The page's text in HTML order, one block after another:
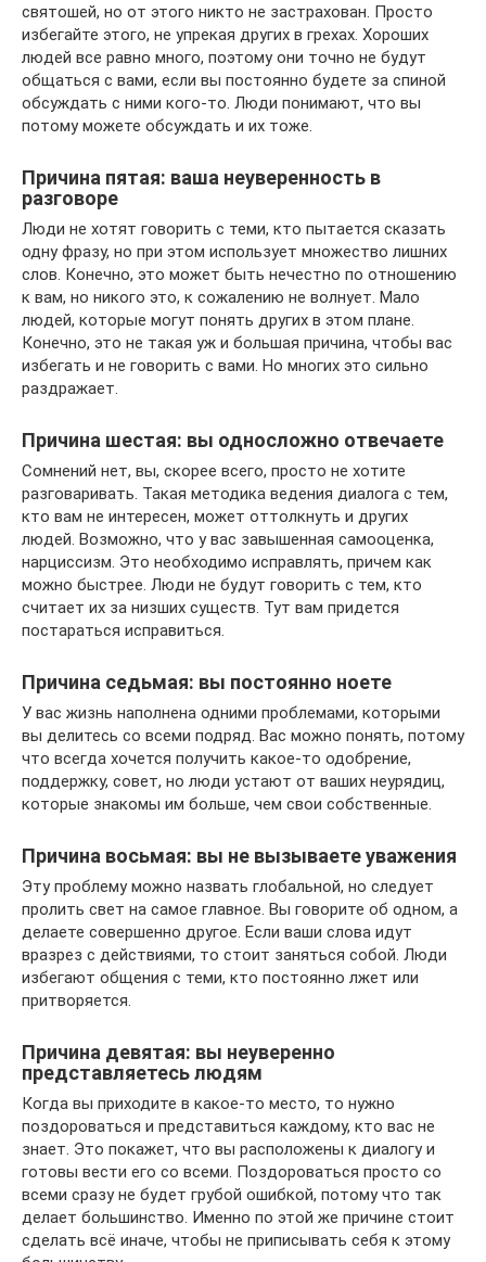
святошей, но от этого никто не застрахован. Просто
избегайте этого, не упрекая других в грехах. Хороших
людей все равно много, поэтому они точно не будут
общаться с вами, если вы постоянно будете за спиной
обсуждать с ними кого-то. Люди понимают, что вы
потому можете обсуждать и их тоже.
Причина пятая: ваша неуверенность в
разговоре
Люди не хотят говорить с теми, кто пытается сказать
одну фразу, но при этом использует множество лишних
слов. Конечно, это может быть нечестно по отношению
к вам, но никого это, к сожалению не волнует. Мало
людей, которые могут понять других в этом плане.
Конечно, это не такая уж и большая причина, чтобы вас
избегать и не говорить с вами. Но многих это сильно
раздражает.
Причина шестая: вы односложно отвечаете
Сомнений нет, вы, скорее всего, просто не хотите
разговаривать. Такая методика ведения диалога с тем,
кто вам не интересен, может оттолкнуть и других
людей. Возможно, что у вас завышенная самооценка,
нарциссизм. Это необходимо исправлять, причем как
можно быстрее. Люди не будут говорить с тем, кто
считает их за низших существ. Тут вам придется
постараться исправиться.
Причина седьмая: вы постоянно ноете
У вас жизнь наполнена одними проблемами, которыми
вы делитесь со всеми подряд. Вас можно понять, потому
что всегда хочется получить какое-то одобрение,
поддержку, совет, но люди устают от ваших неурядиц,
которые знакомы им больше, чем свои собственные.
Причина восьмая: вы не вызываете уважения
Эту проблему можно назвать глобальной, но следует
пролить свет на самое главное. Вы говорите об одном, а
делаете совершенно другое. Если ваши слова идут
вразрез с действиями, то стоит заняться собой. Люди
избегают общения с теми, кто постоянно лжет или
притворяется.
Причина девятая: вы неуверенно
представляетесь людям
Когда вы приходите в какое-то место, то нужно
поздороваться и представиться каждому, кто вас не
знает. Это покажет, что вы расположены к диалогу и
готовы вести его со всеми. Поздороваться просто со
всеми сразу не будет грубой ошибкой, потому что так
делает большинство. Именно по этой же причине стоит
сделать всё иначе, чтобы не приписывать себя к этому